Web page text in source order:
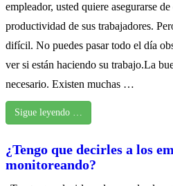
empleador, usted quiere asegurarse
productividad de sus trabajadores.
difícil. No puedes pasar todo el día
ver si están haciendo su trabajo.La
necesario. Existen muchas …
Sigue leyendo …
¿Tengo que decirles a los
monitoreando?